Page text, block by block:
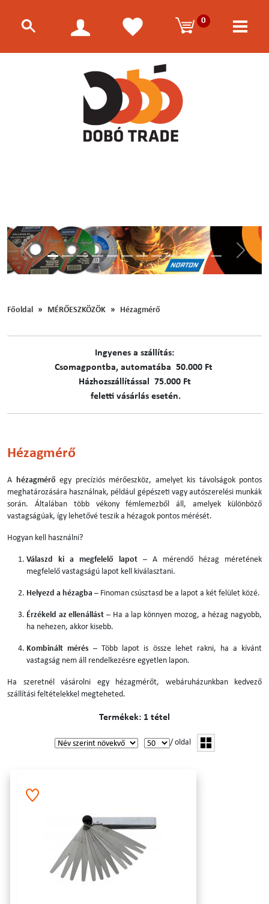
0
Előző
Főoldal MÉRŐESZKÖZÖK Hézagmérő
Ingyenes a szállítás:
C​​​somagpontba, automatába 50.000 Ft
Házhozszállítással 75.000 Ft
feletti vásárlás esetén.
Hézagmérő
A hézagmérő egy precíziós mérőeszköz, amelyet kis távolságok pontos
meghatározására használnak, például gépészeti vagy autószerelési munkák
során. Általában több vékony fémlemezből áll, amelyek különböző
vastagságúak, így lehetővé teszik a hézagok pontos mérését.
Hogyan kell használni?
Válaszd ki a megfelelő lapot – A mérendő hézag méretének
megfelelő vastagságú lapot kell kiválasztani.
Helyezd a hézagba – Finoman csúsztasd be a lapot a két felület közé.
Érzékeld az ellenállást – Ha a lap könnyen mozog, a hézag nagyobb,
ha nehezen, akkor kisebb.
Kombinált mérés – Több lapot is össze lehet rakni, ha a kívánt
vastagság nem áll rendelkezésre egyetlen lapon.
Ha szeretnél vásárolni egy hézagmérőt, webáruházunkban kedvező
szállítási feltételekkel megteheted.
Termékek: 1 tétel
/ oldal